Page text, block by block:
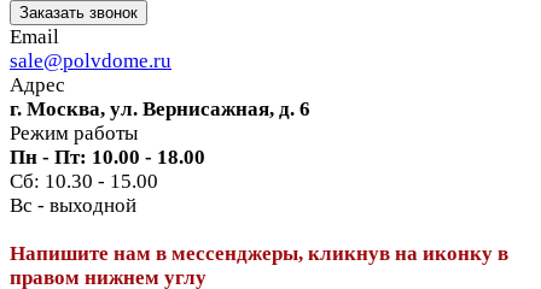
Заказать звонок
Email
sale@polvdome.ru
Адрес
г. Москва, ул. Вернисажная, д. 6
Режим работы
Пн - Пт: 10.00 - 18.00
Сб: 10.30 - 15.00
Вс - выходной
Напишите нам в мессенджеры, кликнув на иконку в
правом нижнем углу